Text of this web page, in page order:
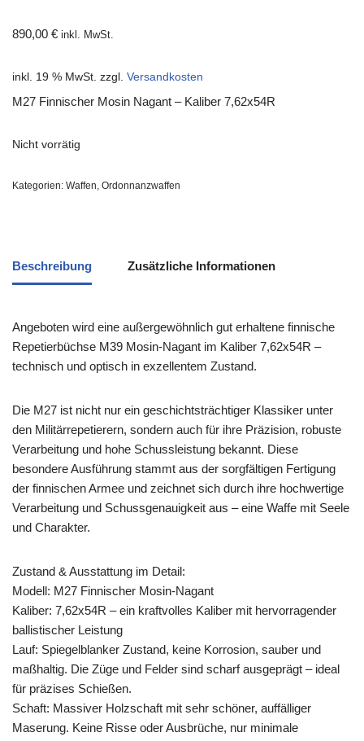
890,00 € inkl. MwSt.
inkl. 19 % MwSt. zzgl. Versandkosten
M27 Finnischer Mosin Nagant – Kaliber 7,62x54R
Nicht vorrätig
Kategorien: Waffen Ordonnanzwaffen
Beschreibung Zusätzliche Informationen
Angeboten wird eine außergewöhnlich gut erhaltene finnische
Repetierbüchse M39 Mosin-Nagant im Kaliber 7,62x54R –
technisch und optisch in exzellentem Zustand.
Die M27 ist nicht nur ein geschichtsträchtiger Klassiker unter
den Militärrepetierern, sondern auch für ihre Präzision, robuste
Verarbeitung und hohe Schussleistung bekannt. Diese
besondere Ausführung stammt aus der sorgfältigen Fertigung
der finnischen Armee und zeichnet sich durch ihre hochwertige
Verarbeitung und Schussgenauigkeit aus – eine Waffe mit Seele
und Charakter.
Zustand & Ausstattung im Detail:
Modell: M27 Finnischer Mosin-Nagant
Kaliber: 7,62x54R – ein kraftvolles Kaliber mit hervorragender
ballistischer Leistung
Lauf: Spiegelblanker Zustand, keine Korrosion, sauber und
maßhaltig. Die Züge und Felder sind scharf ausgeprägt – ideal
für präzises Schießen.
Schaft: Massiver Holzschaft mit sehr schöner, auffälliger
Maserung. Keine Risse oder Ausbrüche, nur minimale